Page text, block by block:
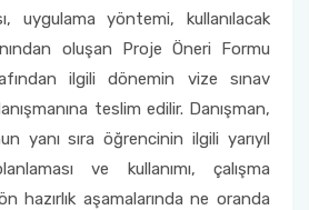
uygulama yöntemi, kullanılacak
oluşan Proje Öneri Formu
ilgili dönemin vize sınav
teslim edilir. Danışman,
yanı sıra öğrencinin ilgili yarıyıl
ve kullanımı, çalışma
hazırlık aşamalarında ne oranda